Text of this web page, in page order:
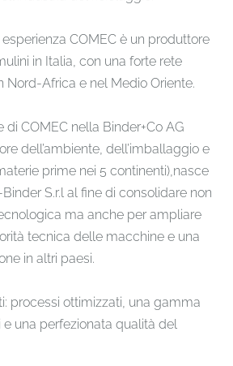
COMEC è un produttore
in Italia, con una forte rete
Nord-Africa e nel Medio Oriente.
di COMEC nella Binder+Co AG
dell’ambiente, dell’imballaggio e
prime nei 5 continenti),nasce
S.r.l al fine di consolidare non
ma anche per ampliare
tecnica delle macchine e una
in altri paesi.
processi ottimizzati, una gamma
una perfezionata qualità del